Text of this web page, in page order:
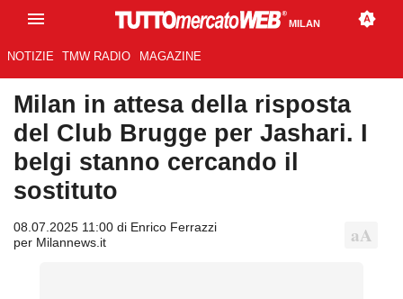
MILAN
NOTIZIE TMW RADIO MAGAZINE
Milan in attesa della risposta
del Club Brugge per Jashari. I
belgi stanno cercando il
sostituto
08.07.2025 11:00 di Enrico Ferrazzi
per Milannews.it